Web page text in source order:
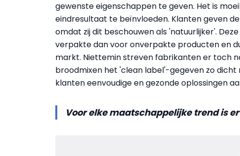
gewenste eigenschappen te geven. Het is
eindresultaat te beïnvloeden. Klanten geven
omdat zij dit beschouwen als 'natuurlijker'.
verpakte dan voor onverpakte producten en
markt. Niettemin streven fabrikanten er toch
broodmixen het 'clean label'-gegeven zo
klanten eenvoudige en gezonde oplossingen
Voor elke maatschappelijke trend is